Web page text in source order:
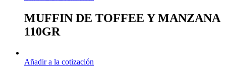
MUFFIN DE TOFFEE Y MANZANA
110GR
Añadir a la cotización